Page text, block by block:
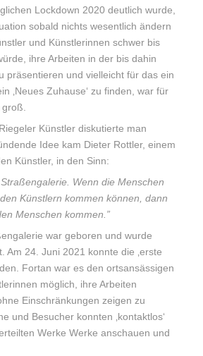
Lockdown 2020 deutlich wurde,
sobald nichts wesentlich ändern
und Künstlerinnen schwer bis
ihre Arbeiten in der bis dahin
präsentieren und vielleicht für das ein
‚Neues Zuhause‘ zu finden, war für
Künstler diskutierte man
Idee kam Dieter Rottler, einem
Künstler, in den Sinn:
Wenn die Menschen
Künstlern kommen können, dann
Menschen kommen.”
war geboren und wurde
Am 24. Juni 2021 konnte die ‚erste
Fortan war es den ortsansässigen
möglich, ihre Arbeiten
Einschränkungen zeigen zu
und Besucher konnten ‚kontaktlos‘
Werke Werke anschauen und